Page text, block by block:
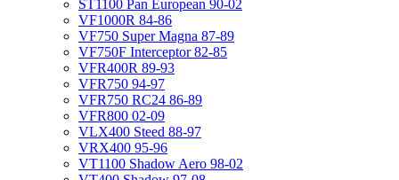
ST1100 Pan European 90-02
VF1000R 84-86
VF750 Super Magna 87-89
VF750F Interceptor 82-85
VFR400R 89-93
VFR750 94-97
VFR750 RC24 86-89
VFR800 02-09
VLX400 Steed 88-97
VRX400 95-96
VT1100 Shadow Aero 98-02